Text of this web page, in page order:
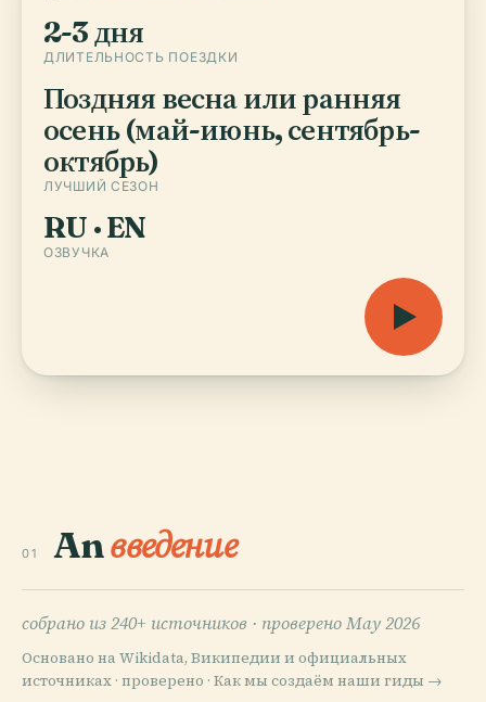
2-3 дня
ДЛИТЕЛЬНОСТЬ ПОЕЗДКИ
Поздняя весна или ранняя
осень (май-июнь, сентябрь-
октябрь)
ЛУЧШИЙ СЕЗОН
RU · EN
ОЗВУЧКА
01 Anвведение
собрано из 240+ источников · проверено May 2026
Основано на Wikidata, Википедии и официальных
источниках · проверено · Как мы создаём наши гиды →